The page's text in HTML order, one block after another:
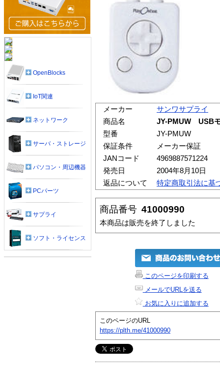
メーカー
サンワサプライ
商品名
JY-PMUW USB
型番
JY-PMUW
保証条件
メーカー保証
JANコード
4969887571224
発売日
2004年8月10日
返品について
特定商取引法に基
商品番号 41000990
本商品は販売を終了しました
このページを印刷する
メールでURLを送る
お気に入りに追加する
このページのURL
https://plth.me/41000990
OpenBlocks
IoT関連
ネットワーク
サーバ・ストレージ
パソコン・周辺機器
PCパーツ
サプライ
ソフト・ライセンス